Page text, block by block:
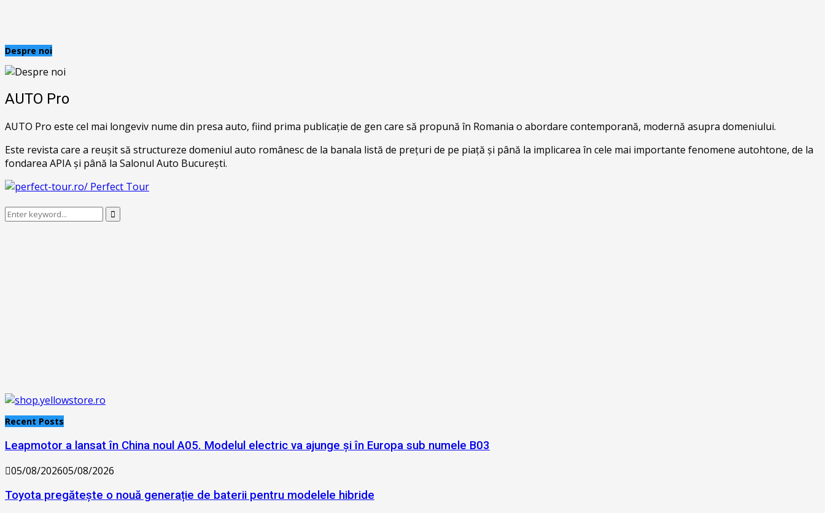
Despre noi
AUTO Pro
AUTO Pro este cel mai longeviv nume din presa auto, fiind prima publicație de gen care să propună în Romania o abordare contemporană, modernă asupra domeniului.
Este revista care a reușit să structureze domeniul auto românesc de la banala listă de prețuri de pe piață și până la implicarea în cele mai importante fenomene autohtone, de la
fondarea APIA și până la Salonul Auto București.
Search
Search
Recent Posts
Leapmotor a lansat în China noul A05. Modelul electric va ajunge și în Europa sub numele B03
05/08/202605/08/2026
Toyota pregătește o nouă generație de baterii pentru modelele hibride